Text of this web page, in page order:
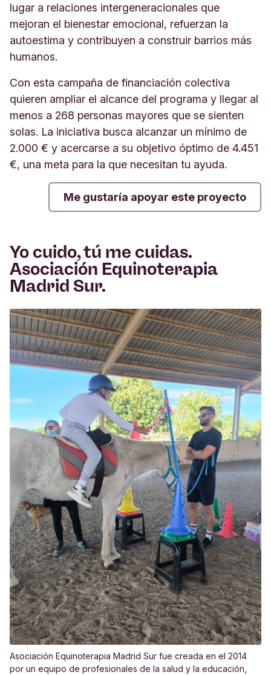
lugar a relaciones intergeneracionales que
mejoran el bienestar emocional, refuerzan la
autoestima y contribuyen a construir barrios más
humanos.
Con esta campaña de financiación colectiva
quieren ampliar el alcance del programa y llegar al
menos a 268 personas mayores que se sienten
solas. La iniciativa busca alcanzar un mínimo de
2.000 € y acercarse a su objetivo óptimo de 4.451
€, una meta para la que necesitan tu ayuda.
Me gustaría apoyar este proyecto
Yo cuido, tú me cuidas.
Asociación Equinoterapia
Madrid Sur.
Asociación Equinoterapia Madrid Sur fue creada en el 2014
por un equipo de profesionales de la salud y la educación,